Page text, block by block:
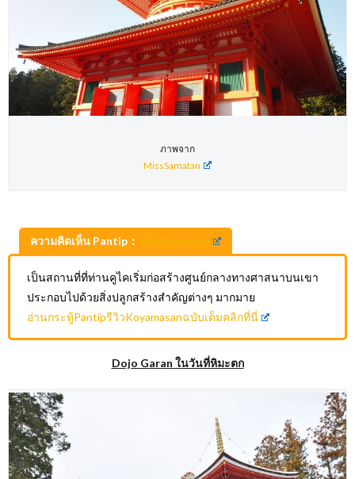
ภาพจาก
MissSamatan
ความคิดเห็น Pantip：
เป็นสถานที่ที่ท่านคูไคเริ่มก่อสร้างศูนย์กลางทางศาสนาบนเขา
ประกอบไปด้วยสิ่งปลูกสร้างสำคัญต่างๆ มากมาย
อ่านกระทู้PantipรีวิวKoyamasanฉบับเต็มคลิกที่นี่
Dojo Garan ในวันที่หิมะตก